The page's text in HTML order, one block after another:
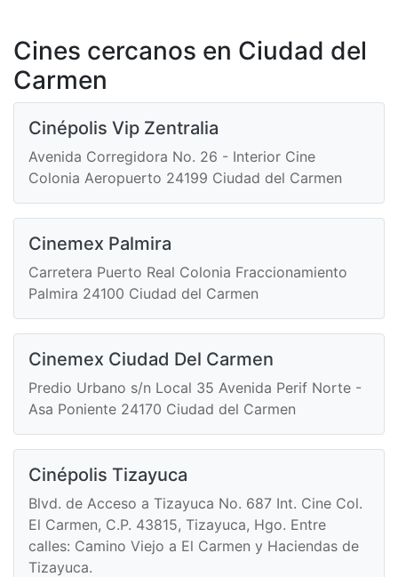
Cines cercanos en Ciudad del
Carmen
Cinépolis Vip Zentralia
Avenida Corregidora No. 26 - Interior Cine
Colonia Aeropuerto 24199 Ciudad del Carmen
Cinemex Palmira
Carretera Puerto Real Colonia Fraccionamiento
Palmira 24100 Ciudad del Carmen
Cinemex Ciudad Del Carmen
Predio Urbano s/n Local 35 Avenida Perif Norte -
Asa Poniente 24170 Ciudad del Carmen
Cinépolis Tizayuca
Blvd. de Acceso a Tizayuca No. 687 Int. Cine Col.
El Carmen, C.P. 43815, Tizayuca, Hgo. Entre
calles: Camino Viejo a El Carmen y Haciendas de
Tizayuca.